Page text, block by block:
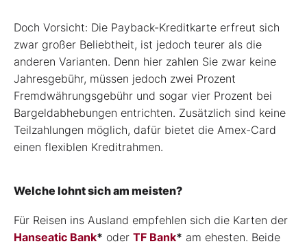
Doch Vorsicht: Die Payback-Kreditkarte erfreut sich
zwar großer Beliebtheit, ist jedoch teurer als die
anderen Varianten. Denn hier zahlen Sie zwar keine
Jahresgebühr, müssen jedoch zwei Prozent
Fremdwährungsgebühr und sogar vier Prozent bei
Bargeldabhebungen entrichten. Zusätzlich sind keine
Teilzahlungen möglich, dafür bietet die Amex-Card
einen flexiblen Kreditrahmen.
Welche lohnt sich am meisten?
Für Reisen ins Ausland empfehlen sich die Karten der
Hanseatic Bank* oder TF Bank* am ehesten. Beide